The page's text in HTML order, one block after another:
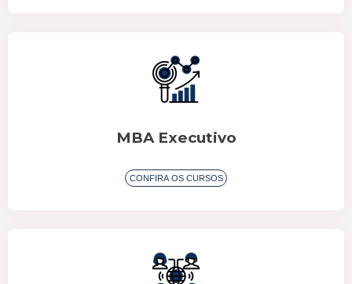
CONFIRA OS CURSOS
MBA Executivo